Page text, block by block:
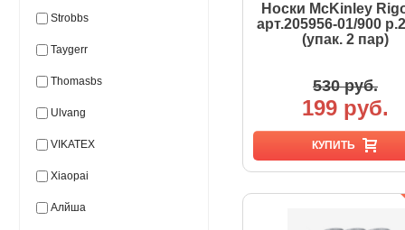
Strobbs
Taygerr
Thomasbs
Ulvang
VIKATEX
Xiaopai
Алйша
Носки McKinley
арт.205956-01/900
(упак. 2 пар)
530 руб.
199 руб.
КУПИТЬ